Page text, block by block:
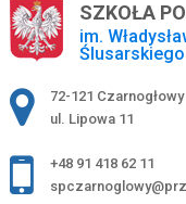
SZKOŁA
im.
Ślusarskiego
Adres pocztowy:
72-121 Czarnogłowy
ul. Lipowa 11
+48 91 418 62 11